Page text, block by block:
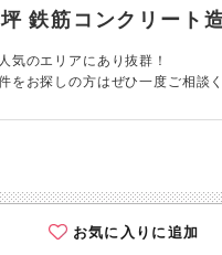
鉄筋コンクリート
気のエリアにあり抜群！
をお探しの方はぜひ一度ご相談
お気に入りに追加